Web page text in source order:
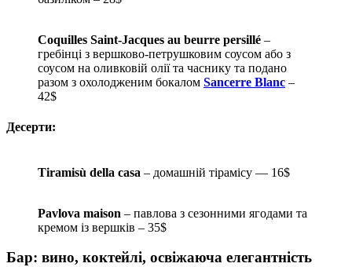
Coquilles Saint-Jacques au beurre persillé –
гребінці з вершково-петрушковим соусом або з
соусом на оливковій олії та часнику та подано
разом з охолодженим бокалом Sancerre Blanc –
42$
Десерти:
Tiramisù della casa – домашній тірамісу — 16$
Pavlova maison – павлова з сезонними ягодами та
кремом із вершків – 35$
Бар: вино, коктейлі, освіжаюча елегантність